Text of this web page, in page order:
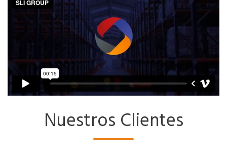
Nuestros Clientes
Estamos para solucionar tus dudas y
consultas
Una vez la envíes, un asesor se
comunicará contigo.
Nombre y Apellido *
Email *
Teléfono *